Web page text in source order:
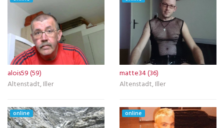
alois59 (59)
Altenstadt, Iller
matte34 (36)
Altenstadt, Iller
online online